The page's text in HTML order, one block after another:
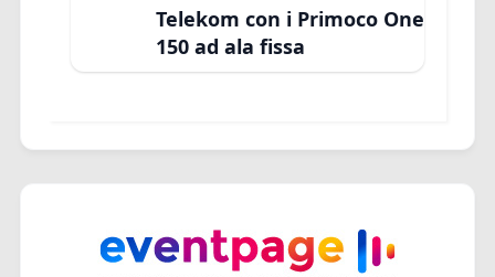
Telekom con i Primoco One
150 ad ala fissa